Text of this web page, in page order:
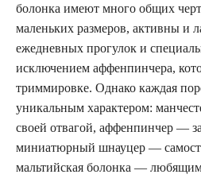
болонка имеют много общих
маленьких размеров, активны и
ежедневных прогулок и
исключением аффенпинчера,
триммировке. Однако каждая
уникальным характером:
своей отвагой, аффенпинчер —
миниатюрный шнауцер —
мальтийская болонка —